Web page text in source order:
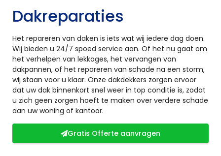
Dakreparaties
Het repareren van daken is iets wat wij iedere dag doen.
Wij bieden u 24/7 spoed service aan. Of het nu gaat om
het verhelpen van lekkages, het vervangen van
dakpannen, of het repareren van schade na een storm,
wij staan voor u klaar. Onze dakdekkers zorgen ervoor
dat uw dak binnenkort snel weer in top conditie is, zodat
u zich geen zorgen hoeft te maken over verdere schade
aan uw woning of kantoor.
Gratis Offerte aanvragen